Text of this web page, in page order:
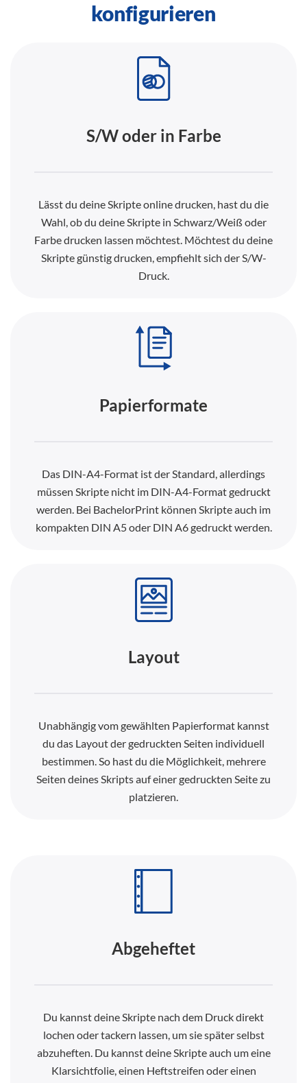
konfigurieren
S/W oder in Farbe
Lässt du deine Skripte online drucken, hast du die
Wahl, ob du deine Skripte in Schwarz/Weiß oder
Farbe drucken lassen möchtest. Möchtest du deine
Skripte günstig drucken, empfiehlt sich der S/W-
Druck.
Papierformate
Das DIN-A4-Format ist der Standard, allerdings
müssen Skripte nicht im DIN-A4-Format gedruckt
werden. Bei BachelorPrint können Skripte auch im
kompakten DIN A5 oder DIN A6 gedruckt werden.
Layout
Unabhängig vom gewählten Papierformat kannst
du das Layout der gedruckten Seiten individuell
bestimmen. So hast du die Möglichkeit, mehrere
Seiten deines Skripts auf einer gedruckten Seite zu
platzieren.
Abgeheftet
Du kannst deine Skripte nach dem Druck direkt
lochen oder tackern lassen, um sie später selbst
abzuheften. Du kannst deine Skripte auch um eine
Klarsichtfolie, einen Heftstreifen oder einen